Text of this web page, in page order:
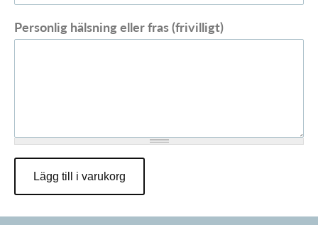
s
å
Personlig hälsning eller fras (frivilligt)